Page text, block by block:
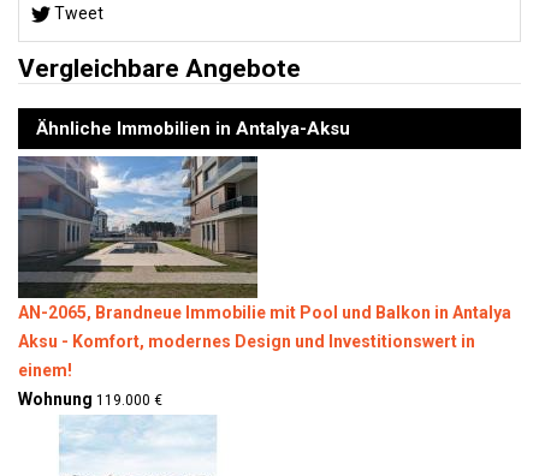
Tweet
Vergleichbare Angebote
Ähnliche Immobilien in Antalya-Aksu
AN-2065, Brandneue Immobilie mit Pool und Balkon in Antalya
Aksu - Komfort, modernes Design und Investitionswert in
einem!
Wohnung 119.000 €